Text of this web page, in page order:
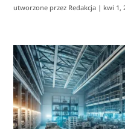
utworzone przez Redakcja | kwi 1,